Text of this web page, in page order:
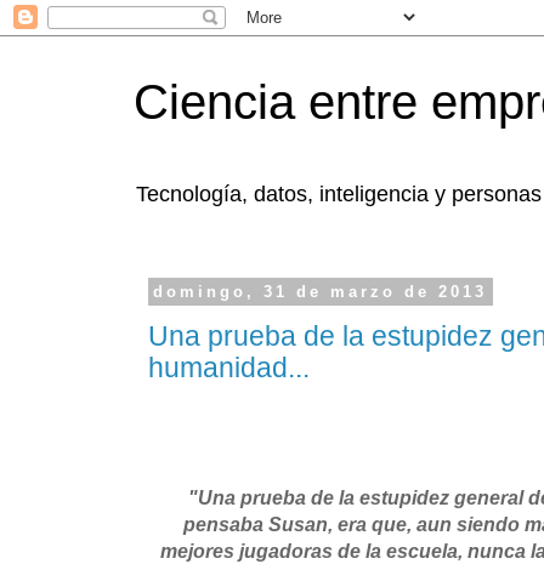
Ciencia entre
Tecnología, datos, inteligencia y personas
domingo, 31 de marzo de 2013
Una prueba de la estupidez
humanidad...
"Una prueba de la estupidez general
pensaba Susan, era que, aun siendo
mejores jugadoras de la escuela, nunca